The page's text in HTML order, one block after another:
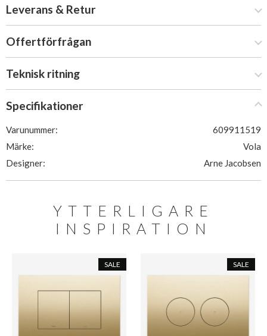
Leverans & Retur
Offertförfrågan
Teknisk ritning
Specifikationer
Varunummer:
609911519
Märke:
Vola
Designer:
Arne Jacobsen
YTTERLIGARE
INSPIRATION
SALE SALE